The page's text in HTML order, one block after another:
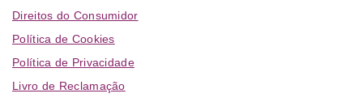
Direitos do Consumidor
Política de Cookies
Política de Privacidade
Livro de Reclamação